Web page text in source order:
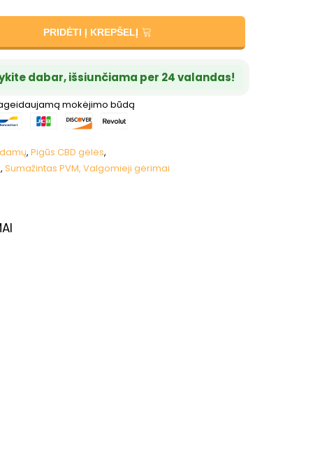
PRIDĖTI Į KREPŠELĮ
dabar, išsiunčiama per 24 valandas!
mokėjimo būdą
, Pigūs CBD gėlės,
, Sumažintas PVM, Valgomieji gėrimai